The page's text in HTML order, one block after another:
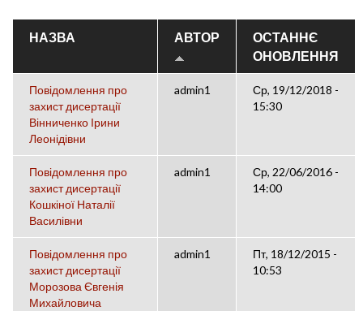
НАЗВА АВТОР
ОСТАННЄ
ОНОВЛЕННЯ
Повідомлення про
захист дисертації
Вінниченко Ірини
Леонідівни
admin1
Ср, 19/12/2018 -
15:30
Повідомлення про
захист дисертації
Кошкіної Наталії
Василівни
admin1
Ср, 22/06/2016 -
14:00
Повідомлення про
захист дисертації
Морозова Євгенія
Михайловича
admin1
Пт, 18/12/2015 -
10:53